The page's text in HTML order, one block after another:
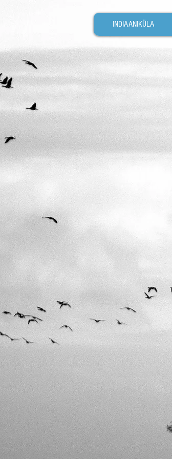
INDIAANIKÜLA
Indiaaniküla
Talvine seiklus
Kümblustünn ja